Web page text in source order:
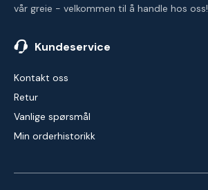
vår greie - velkommen til å handle hos oss!
Kundeservice
Kontakt oss
Retur
Vanlige spørsmål
Min orderhistorikk